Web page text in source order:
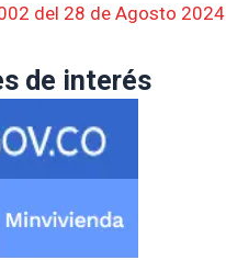
del 28 de Agosto 2024
de interés